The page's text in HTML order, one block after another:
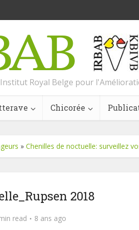
Institut Royal Belge pour
Chicorée
» Chenilles de noctuelle: surveillez
2018
read 8 ans ago